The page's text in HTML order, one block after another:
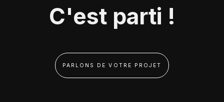
C'est parti !
PARLONS DE VOTRE PROJET